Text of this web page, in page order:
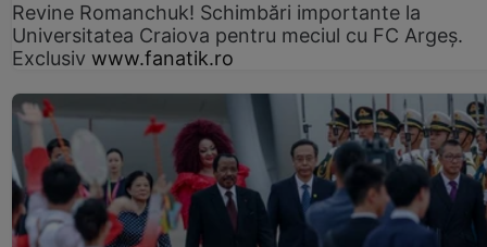
Revine Romanchuk! Schimbări importante la
Universitatea Craiova pentru meciul cu FC Argeş.
Exclusiv www.fanatik.ro